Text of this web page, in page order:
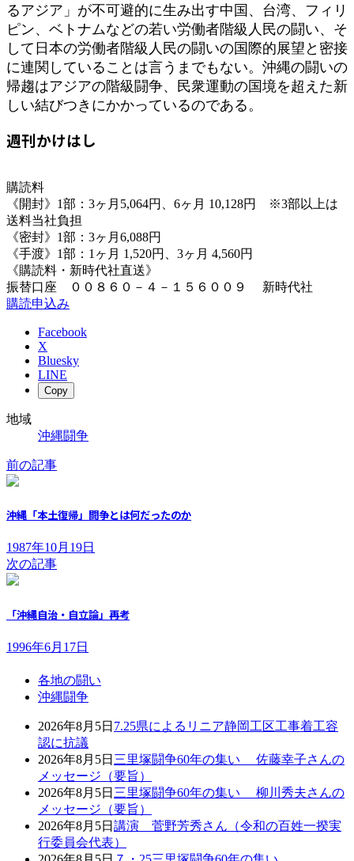
るアジア」が不可避的に生み出す中国、台湾、フィリ
ピン、ベトナムなどの若い労働者階級人民の闘い、そ
して日本の労働者階級人民の闘いの国際的展望と密接
に連関していることは言うまでもない。沖縄の闘いの
帰趨はアジアの階級闘争、民衆運動の国境を超えた新
しい結びつきにかかっているのである。
週刊かけはし
購読料
《開封》1部：3ヶ月5,064円、6ヶ月 10,128円 ※3部以上は
送料当社負担
《密封》1部：3ヶ月6,088円
《手渡》1部：1ヶ月 1,520円、3ヶ月 4,560円
《購読料・新時代社直送》
振替口座 ００８６０－４－１５６００９ 新時代社
購読申込み
Facebook
X
Bluesky
LINE
Copy
地域
沖縄闘争
前の記事
沖縄「本土復帰」闘争とは何だったのか
1987年10月19日
次の記事
「沖縄自治・自立論」再考
1996年6月17日
各地の闘い
沖縄闘争
2026年8月5日 7.25県によるリニア静岡工区工事着工容
認に抗議
2026年8月5日 三里塚闘争60年の集い 佐藤幸子さんの
メッセージ（要旨）
2026年8月5日 三里塚闘争60年の集い 柳川秀夫さんの
メッセージ（要旨）
2026年8月5日 講演 菅野芳秀さん（令和の百姓一揆実
行委員会代表）